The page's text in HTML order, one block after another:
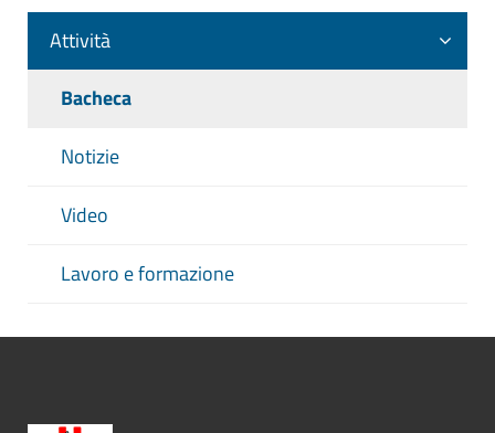
Attività
Bacheca
Notizie
Video
Lavoro e formazione